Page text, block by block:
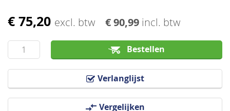
€ 75,20 excl. btw € 90,99 incl. btw
Bestellen
Verlanglijst
Vergelijken
Ga
het
begin
van